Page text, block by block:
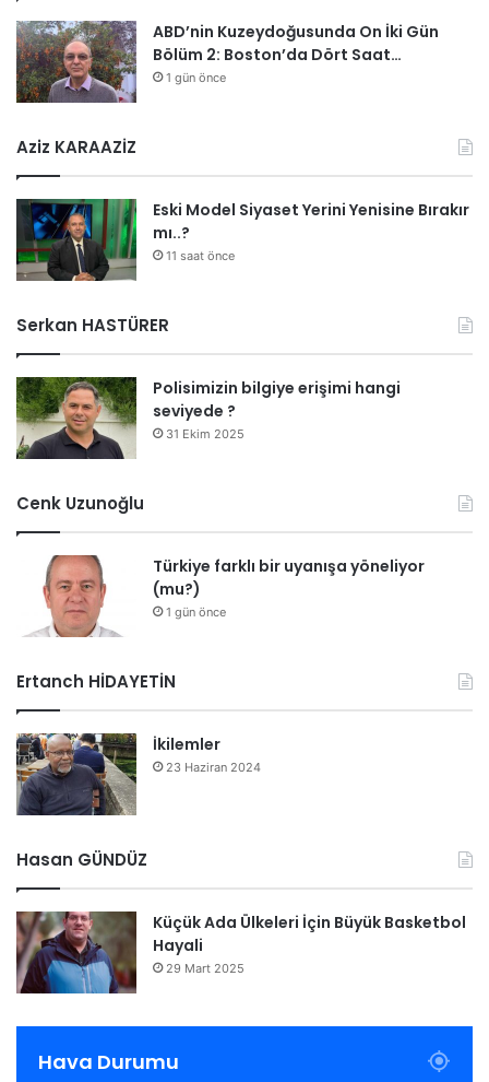
ABD’nin Kuzeydoğusunda On İki Gün
Bölüm 2: Boston’da Dört Saat…
1 gün önce
Aziz KARAAZİZ
Eski Model Siyaset Yerini Yenisine Bırakır
mı..?
11 saat önce
Serkan HASTÜRER
Polisimizin bilgiye erişimi hangi
seviyede ?
31 Ekim 2025
Cenk Uzunoğlu
Türkiye farklı bir uyanışa yöneliyor
(mu?)
1 gün önce
Ertanch HİDAYETİN
İkilemler
23 Haziran 2024
Hasan GÜNDÜZ
Küçük Ada Ülkeleri İçin Büyük Basketbol
Hayali
29 Mart 2025
Hava Durumu